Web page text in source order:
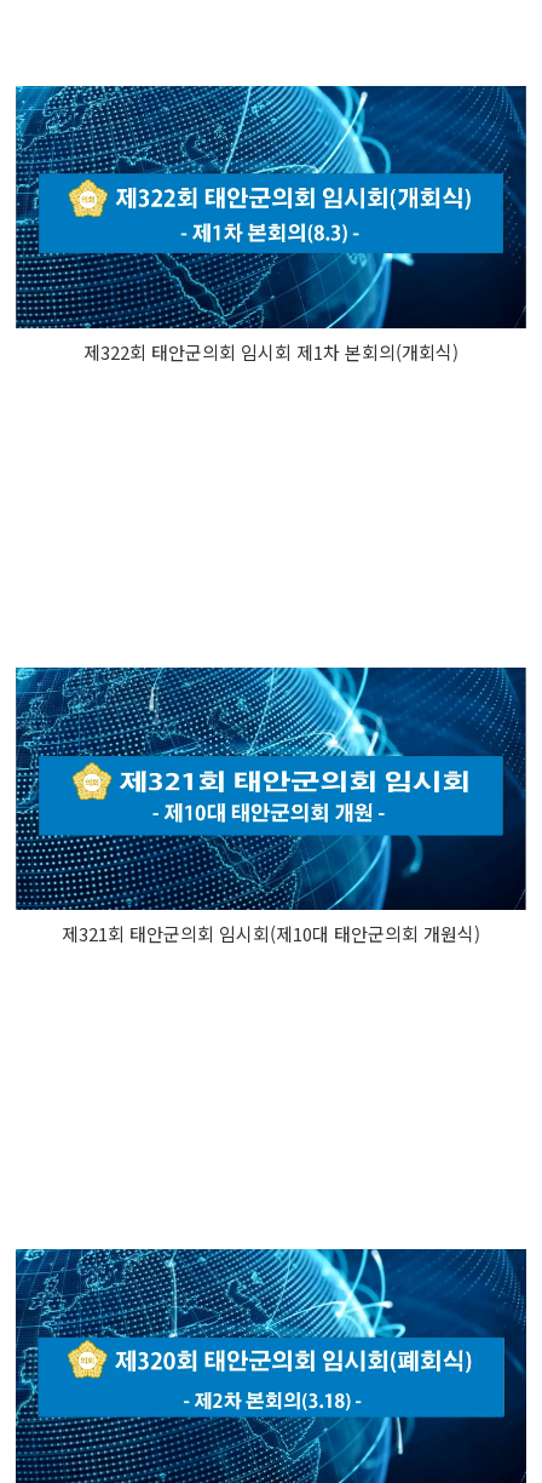
제322회 태안군의회 임시회 제1차 본회의(개회식)
제321회 태안군의회 임시회(제10대 태안군의회 개원식)